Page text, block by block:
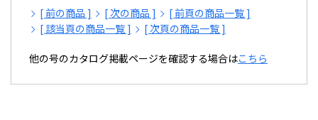
[ 前の商品 ] [ 次の商品 ]
[ 前頁の商品一覧 ]
[ 該当頁の商品一覧 ]
[ 次頁の商品一覧 ]
他の号のカタログ掲載ページを確認する場合はこちら